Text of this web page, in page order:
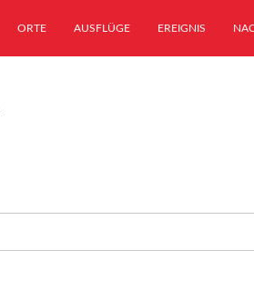
ORTE AUSFLÜGE EREIGNIS